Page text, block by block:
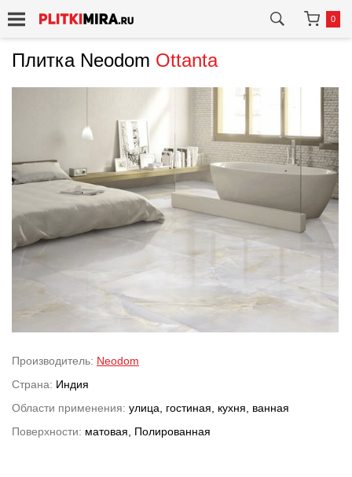
0
Плитка Neodom Ottanta
Производитель: Neodom
Страна: Индия
Области применения: улица, гостиная, кухня, ванная
Поверхности: матовая, Полированная